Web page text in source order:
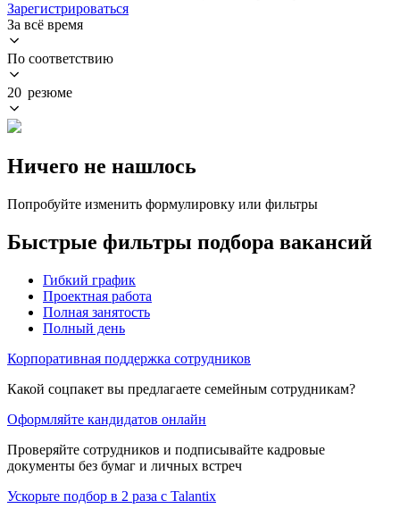
Зарегистрироваться
За всё время
По соответствию
20 резюме
Ничего не нашлось
Попробуйте изменить формулировку или фильтры
Быстрые фильтры подбора вакансий
Гибкий график
Проектная работа
Полная занятость
Полный день
Корпоративная поддержка сотрудников
Какой соцпакет вы предлагаете семейным сотрудникам?
Оформляйте кандидатов онлайн
Проверяйте сотрудников и подписывайте кадровые
документы без бумаг и личных встреч
Ускорьте подбор в 2 раза с Talantix